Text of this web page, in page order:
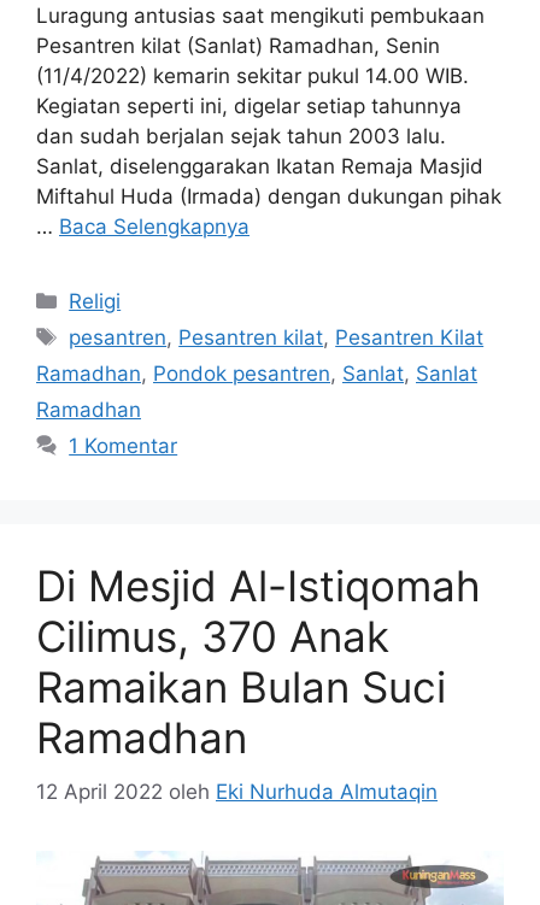
Luragung antusias saat mengikuti pembukaan
Pesantren kilat (Sanlat) Ramadhan, Senin
(11/4/2022) kemarin sekitar pukul 14.00 WIB.
Kegiatan seperti ini, digelar setiap tahunnya
dan sudah berjalan sejak tahun 2003 lalu.
Sanlat, diselenggarakan Ikatan Remaja Masjid
Miftahul Huda (Irmada) dengan dukungan pihak
… Baca Selengkapnya
Kategori
Religi
Tag
pesantren, Pesantren kilat, Pesantren Kilat
Ramadhan, Pondok pesantren, Sanlat, Sanlat
Ramadhan
1 Komentar
Di Mesjid Al-Istiqomah
Cilimus, 370 Anak
Ramaikan Bulan Suci
Ramadhan
12 April 2022 oleh Eki Nurhuda Almutaqin